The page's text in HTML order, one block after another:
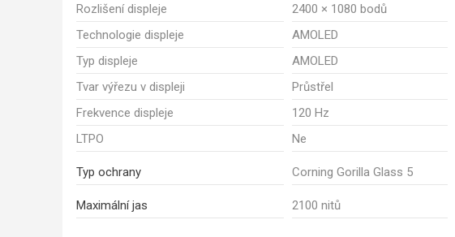
Rozlišení displeje
2400 × 1080 bodů
Technologie displeje
AMOLED
Typ displeje
AMOLED
Tvar výřezu v displeji
Průstřel
Frekvence displeje
120 Hz
LTPO
Ne
Typ ochrany Corning Gorilla Glass 5
Maximální jas
2100 nitů